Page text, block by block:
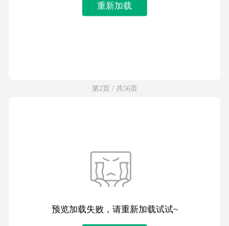
重新加载
第2页 / 共56页
预览加载失败，请重新加载试试~